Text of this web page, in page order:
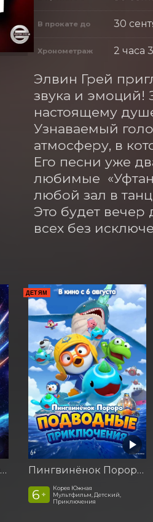
В прокате до 30
Хронометраж 2 часа
Элвин Грей
звука и эмоций!
настоящему
Узнаваемый
атмосферу, в
Его песни уже
любимые
любой зал в
Это будет
всех без
Смешарики сквозь вселенные
ДЕТЯМ
Пингвинёнок Пороро: Подводные приключения
6 +
Корея Южная
Мультфильм, Детский,
Приключения